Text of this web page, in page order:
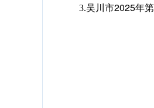
3.吴川市2025年